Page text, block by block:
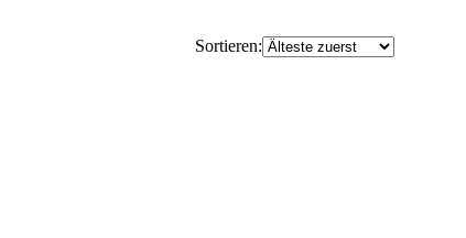
Sortieren: